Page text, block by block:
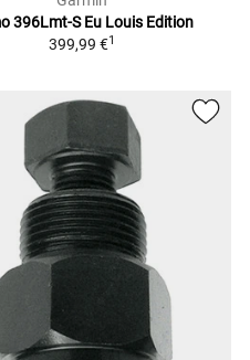
396Lmt-S Eu Louis Edition
399,99 €1